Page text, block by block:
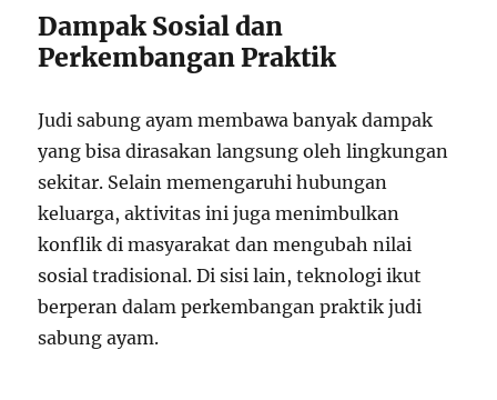
Dampak Sosial dan
Perkembangan Praktik
Judi sabung ayam membawa banyak dampak
yang bisa dirasakan langsung oleh lingkungan
sekitar. Selain memengaruhi hubungan
keluarga, aktivitas ini juga menimbulkan
konflik di masyarakat dan mengubah nilai
sosial tradisional. Di sisi lain, teknologi ikut
berperan dalam perkembangan praktik judi
sabung ayam.